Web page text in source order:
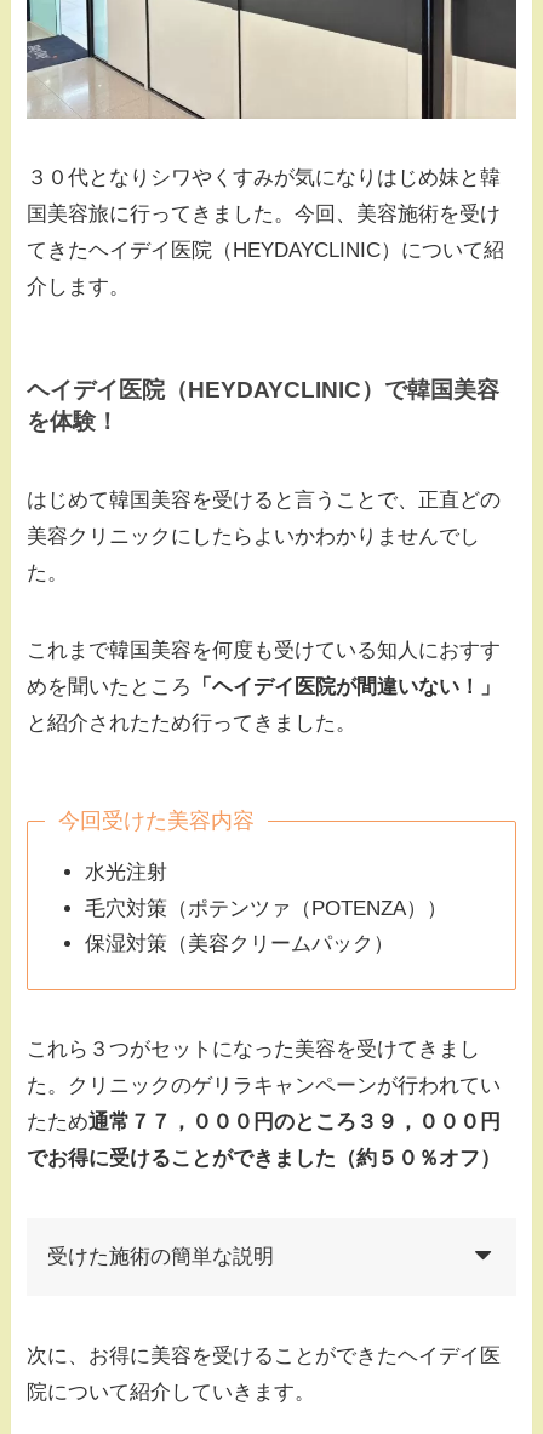
３０代となりシワやくすみが気になりはじめ妹と韓
国美容旅に行ってきました。今回、美容施術を受け
てきたヘイデイ医院（HEYDAYCLINIC）について紹
介します。
ヘイデイ医院（HEYDAYCLINIC）で韓国美容
を体験！
はじめて韓国美容を受けると言うことで、正直どの
美容クリニックにしたらよいかわかりませんでし
た。
これまで韓国美容を何度も受けている知人におすす
めを聞いたところ
「ヘイデイ医院が間違いない！」
と紹介されたため行ってきました。
今回受けた美容内容
水光注射
毛穴対策（ポテンツァ（POTENZA））
保湿対策（美容クリームパック）
これら３つがセットになった美容を受けてきまし
た。クリニックのゲリラキャンペーンが行われてい
たため通常７７，０００円のところ３９，０００円
でお得に受けることができました（約５０％オフ）
受けた施術の簡単な説明
次に、お得に美容を受けることができたヘイデイ医
院について紹介していきます。